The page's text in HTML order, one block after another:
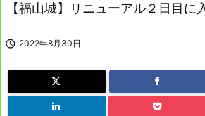
【福山城】リニューアル２日目に
 2022年8月30日